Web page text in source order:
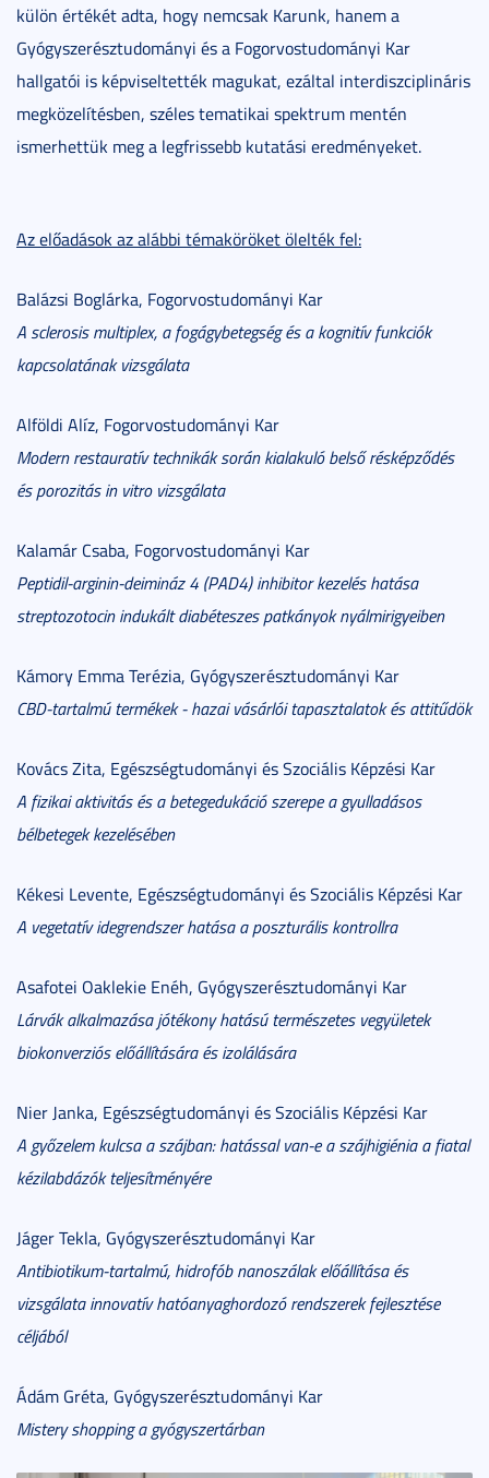
külön értékét adta, hogy nemcsak Karunk, hanem a
Gyógyszerésztudományi és a Fogorvostudományi Kar
hallgatói is képviseltették magukat, ezáltal interdiszciplináris
megközelítésben, széles tematikai spektrum mentén
ismerhettük meg a legfrissebb kutatási eredményeket.
Az előadások az alábbi témaköröket ölelték fel:
Balázsi Boglárka, Fogorvostudományi Kar
A sclerosis multiplex, a fogágybetegség és a kognitív funkciók
kapcsolatának vizsgálata
Alföldi Alíz, Fogorvostudományi Kar
Modern restauratív technikák során kialakuló belső résképződés
és porozitás in vitro vizsgálata
Kalamár Csaba, Fogorvostudományi Kar
Peptidil-arginin-deimináz 4 (PAD4) inhibitor kezelés hatása
streptozotocin indukált diabéteszes patkányok nyálmirigyeiben
Kámory Emma Terézia, Gyógyszerésztudományi Kar
CBD-tartalmú termékek - hazai vásárlói tapasztalatok és attitűdök
Kovács Zita, Egészségtudományi és Szociális Képzési Kar
A fizikai aktivitás és a betegedukáció szerepe a gyulladásos
bélbetegek kezelésében
Kékesi Levente, Egészségtudományi és Szociális Képzési Kar
A vegetatív idegrendszer hatása a poszturális kontrollra
Asafotei Oaklekie Enéh, Gyógyszerésztudományi Kar
Lárvák alkalmazása jótékony hatású természetes vegyületek
biokonverziós előállítására és izolálására
Nier Janka, Egészségtudományi és Szociális Képzési Kar
A győzelem kulcsa a szájban: hatással van-e a szájhigiénia a fiatal
kézilabdázók teljesítményére
Jáger Tekla, Gyógyszerésztudományi Kar
Antibiotikum-tartalmú, hidrofób nanoszálak előállítása és
vizsgálata innovatív hatóanyaghordozó rendszerek fejlesztése
céljából
Ádám Gréta, Gyógyszerésztudományi Kar
Mistery shopping a gyógyszertárban